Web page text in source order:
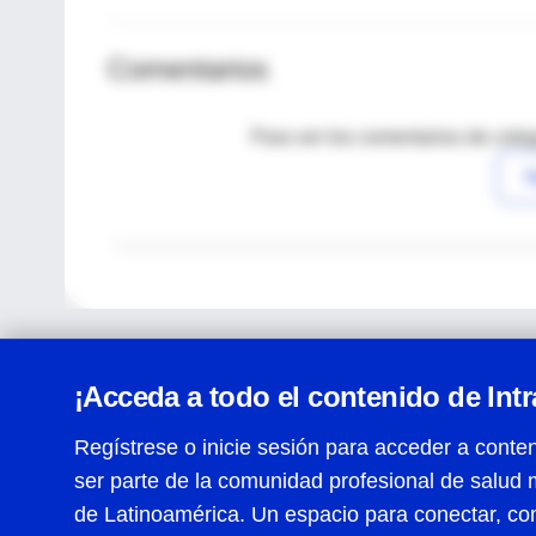
Comentarios
Para ver los comentarios de
¡Acceda a todo el contenido de
Regístrese o inicie sesión para acceder a
ser parte de la comunidad profesional de salud
de Latinoamérica. Un espacio para conectar,
Centro de Ayuda